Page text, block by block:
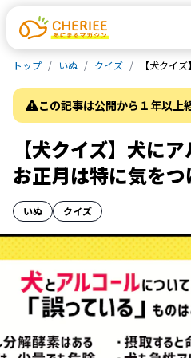
トップ いぬ クイズ 【犬クイ
この記事は公開から１年以上
【犬クイズ】犬に
お正月は特に気をつ
いぬ クイズ